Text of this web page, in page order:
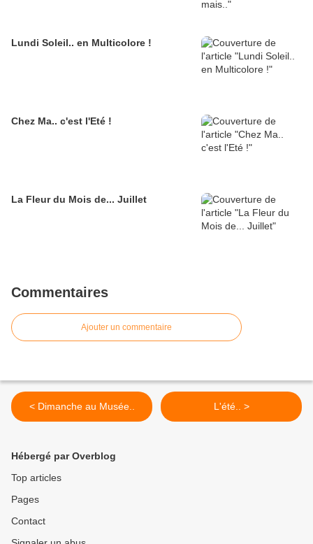
Lundi Soleil.. en Multicolore !
Chez Ma.. c'est l'Eté !
La Fleur du Mois de... Juillet
Commentaires
Ajouter un commentaire
< Dimanche au Musée.. L'été.. >
Hébergé par Overblog
Top articles
Pages
Contact